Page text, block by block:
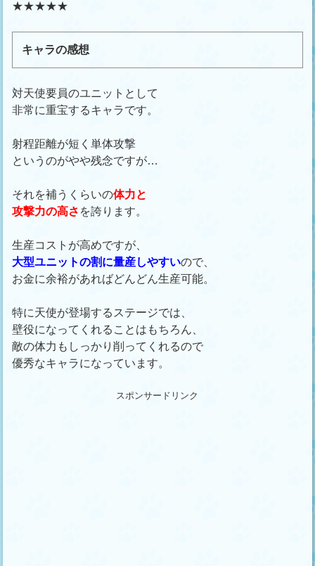
★★★★★
キャラの感想
対天使要員のユニットとして
非常に重宝するキャラです。
射程距離が短く単体攻撃
というのがやや残念ですが…
それを補うくらいの体力と
攻撃力の高さ を誇ります。
生産コストが高めですが、
大型ユニットの割に量産しやすいので、
お金に余裕があればどんどん生産可能。
特に天使が登場するステージでは、
壁役になってくれることはもちろん、
敵の体力もしっかり削ってくれるので
優秀なキャラになっています。
スポンサードリンク